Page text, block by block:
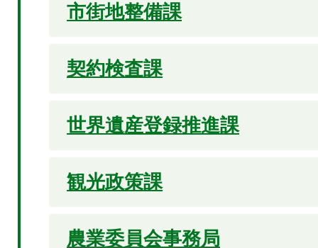
市街地整備課
契約検査課
世界遺産登録推進課
観光政策課
農業委員会事務局